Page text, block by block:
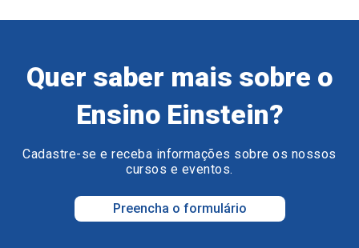
Quer saber mais sobre o
Ensino Einstein?
Cadastre-se e receba informações sobre os nossos
cursos e eventos.
Preencha o formulário